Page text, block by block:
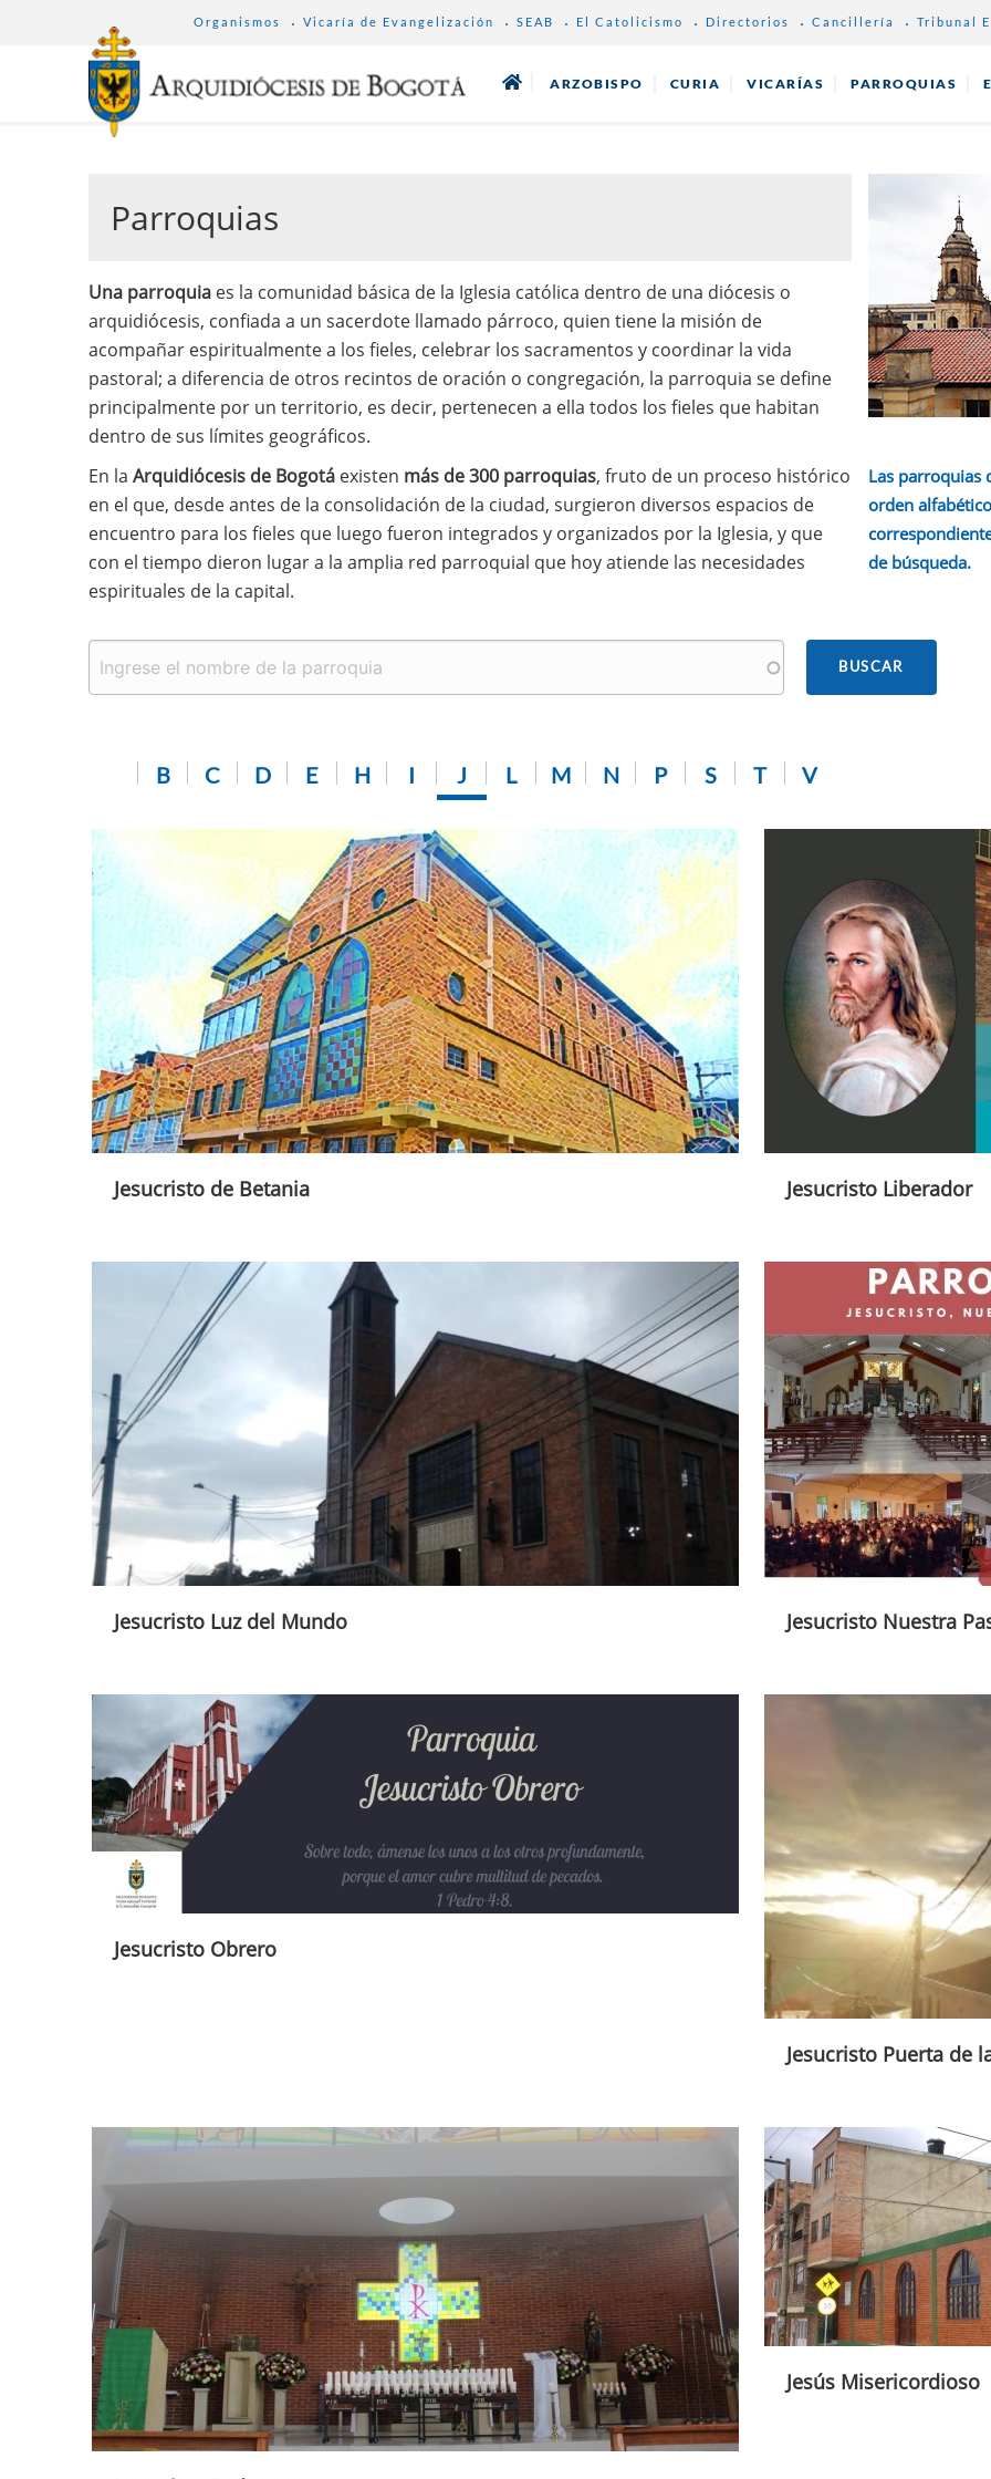
MENU
Organismos Vicaría de Evangelización SEAB El Catolicismo Directorios Cancillería Tribunal
ARZOBISPO CURIA VICARÍAS PARROQUIAS
Parroquias
Una parroquia es la comunidad básica de la Iglesia católica dentro de una diócesis o
arquidiócesis, confiada a un sacerdote llamado párroco, quien tiene la misión de
acompañar espiritualmente a los fieles, celebrar los sacramentos y coordinar la vida
pastoral; a diferencia de otros recintos de oración o congregación, la parroquia se define
principalmente por un territorio, es decir, pertenecen a ella todos los fieles que habitan
dentro de sus límites geográficos.
En la Arquidiócesis de Bogotáexisten más de 300 parroquias, fruto de un proceso histórico
en el que, desde antes de la consolidación de la ciudad, surgieron diversos espacios de
encuentro para los fieles que luego fueron integrados y organizados por la Iglesia, y que
con el tiempo dieron lugar a la amplia red parroquial que hoy atiende las necesidades
espirituales de la capital.
Las parroquias
orden
de búsqueda.
B C D E H I J L M N P S T V
Jesucristo de Betania Jesucristo Liberador
Jesucristo Luz del Mundo Jesucristo Nuestra
Jesucristo Obrero
Jesucristo Puerta de
Jesús Misericordioso